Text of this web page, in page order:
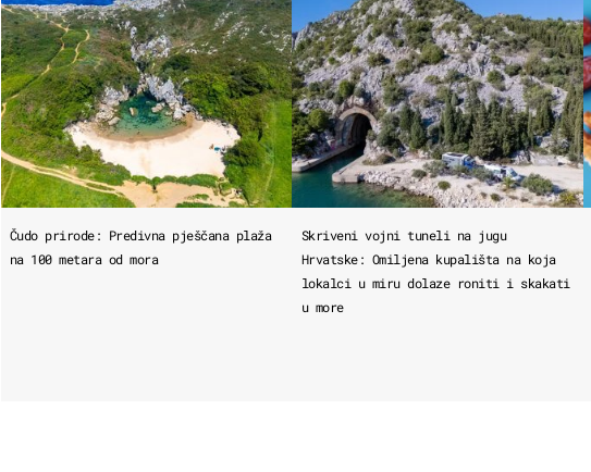
Čudo prirode: Predivna pješčana plaža
na 100 metara od mora
Skriveni vojni tuneli na jugu
Hrvatske: Omiljena kupališta na koja
lokalci u miru dolaze roniti i skakati
u more